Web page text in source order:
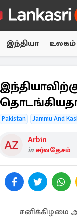
இந்தியா உலகம்
Pakistan Jammu And
Arbin
in சர்வதேசம்
சனிக்கிழமை